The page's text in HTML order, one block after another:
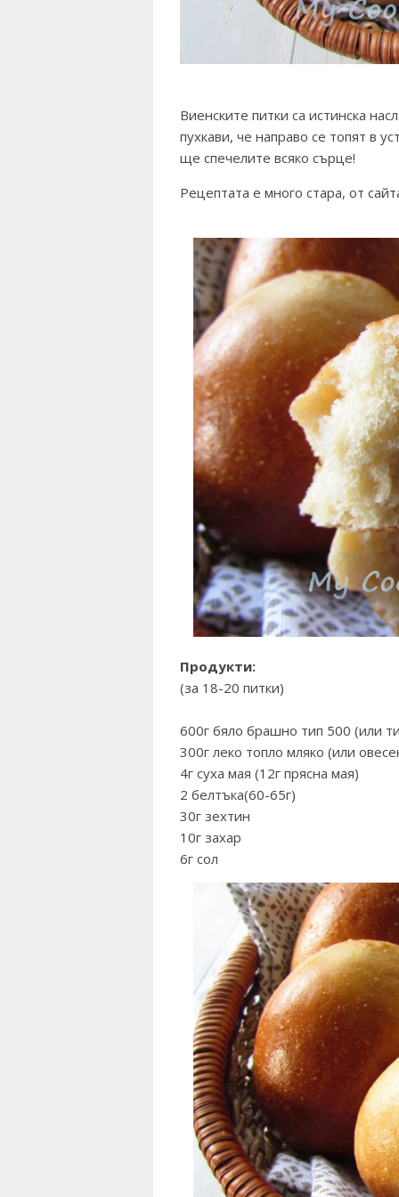
Виенските питки са истинска
пухкави, че направо се топят в
ще спечелите всяко сърце!
Рецептата е много стара, от
Продукти:
(за 18-20 питки)
600г бяло брашно тип 500 (или
300г леко топло мляко (или
4г суха мая (12г прясна мая)
2 белтъка(60-65г)
30г зехтин
10г захар
6г сол